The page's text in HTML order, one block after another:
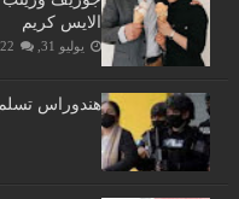
الايس كريم
يوليو 31, 2022
هندوراس تسلم